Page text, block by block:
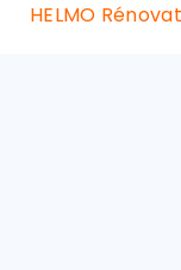
HELMO